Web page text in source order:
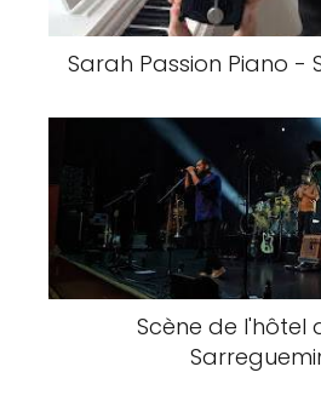
Sarah Passion Piano -
Scène de l'hôtel